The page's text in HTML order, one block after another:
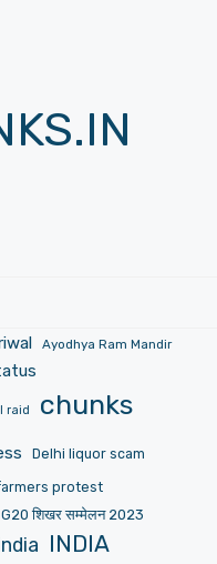
Ayodhya Ram Mandir
raid chunks
Delhi liquor scam
protest
G20 शिखर सम्मेलन 2023
INDIA